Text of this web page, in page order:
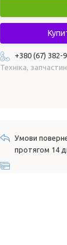
+380 (67) 382-
Техніка,
протягом 14